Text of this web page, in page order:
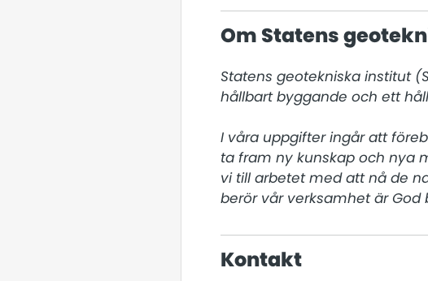
Om Statens
Statens geotekniska institut
hållbart byggande och ett
I våra uppgifter ingår att
ta fram ny kunskap och nya
vi till arbetet med att nå de
berör vår verksamhet är
Kontakt